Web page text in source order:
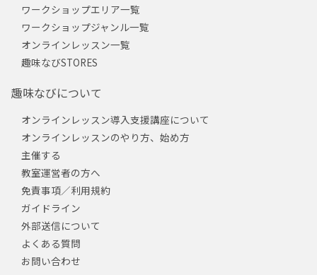
ワークショップエリア一覧
ワークショップジャンル一覧
オンラインレッスン一覧
趣味なびSTORES
趣味なびについて
オンラインレッスン導入支援講座について
オンラインレッスンのやり方、始め方
主催する
教室運営者の方へ
免責事項／利用規約
ガイドライン
外部送信について
よくある質問
お問い合わせ